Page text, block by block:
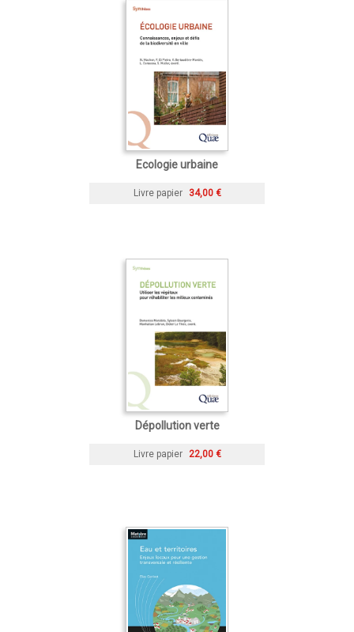
Ecologie urbaine
Livre papier 34,00 €
Dépollution verte
Livre papier 22,00 €